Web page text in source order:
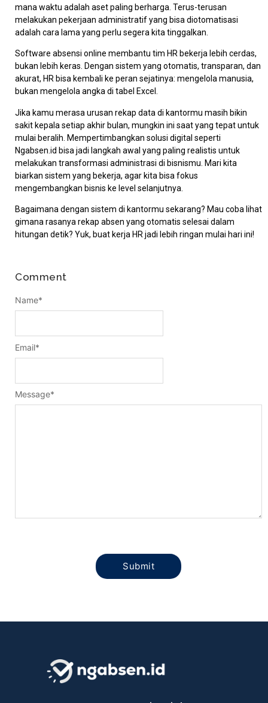
mana waktu adalah aset paling berharga. Terus-terusan
melakukan pekerjaan administratif yang bisa diotomatisasi
adalah cara lama yang perlu segera kita tinggalkan.
Software absensi online membantu tim HR bekerja lebih cerdas,
bukan lebih keras. Dengan sistem yang otomatis, transparan, dan
akurat, HR bisa kembali ke peran sejatinya: mengelola manusia,
bukan mengelola angka di tabel Excel.
Jika kamu merasa urusan rekap data di kantormu masih bikin
sakit kepala setiap akhir bulan, mungkin ini saat yang tepat untuk
mulai beralih. Mempertimbangkan solusi digital seperti
Ngabsen.id bisa jadi langkah awal yang paling realistis untuk
melakukan transformasi administrasi di bisnismu. Mari kita
biarkan sistem yang bekerja, agar kita bisa fokus
mengembangkan bisnis ke level selanjutnya.
Bagaimana dengan sistem di kantormu sekarang? Mau coba lihat
gimana rasanya rekap absen yang otomatis selesai dalam
hitungan detik? Yuk, buat kerja HR jadi lebih ringan mulai hari ini!
Comment
Message*
Name*
Email*